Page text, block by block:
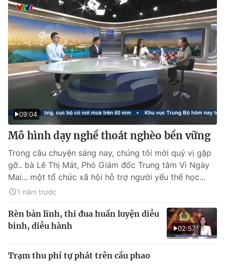
09:04
Mô hình dạy nghề thoát nghèo bền vững
Trong câu chuyện sáng nay, chúng tôi mời quý vị gặp
gỡ.. bà Lê Thị Mát, Phó Giám đốc Trung tâm Vì Ngày
Mai... một tổ chức xã hội hỗ trợ người yếu thế học...
1 năm trước
02:57
Rèn bản lĩnh, thi đua huấn luyện diễu
binh, diễu hành
Trạm thu phí tự phát trên cầu phao